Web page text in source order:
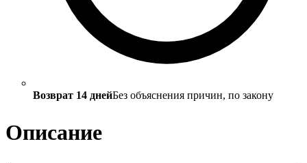
Возврат 14 днейБез объяснения причин, по закону
Описание